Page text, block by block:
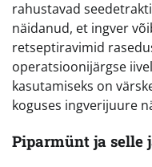
rahustavad
näidanud, et ingver
retseptiravimid
operatsioonijärgse
kasutamiseks on
koguses ingverijuure
Piparmünt ja selle